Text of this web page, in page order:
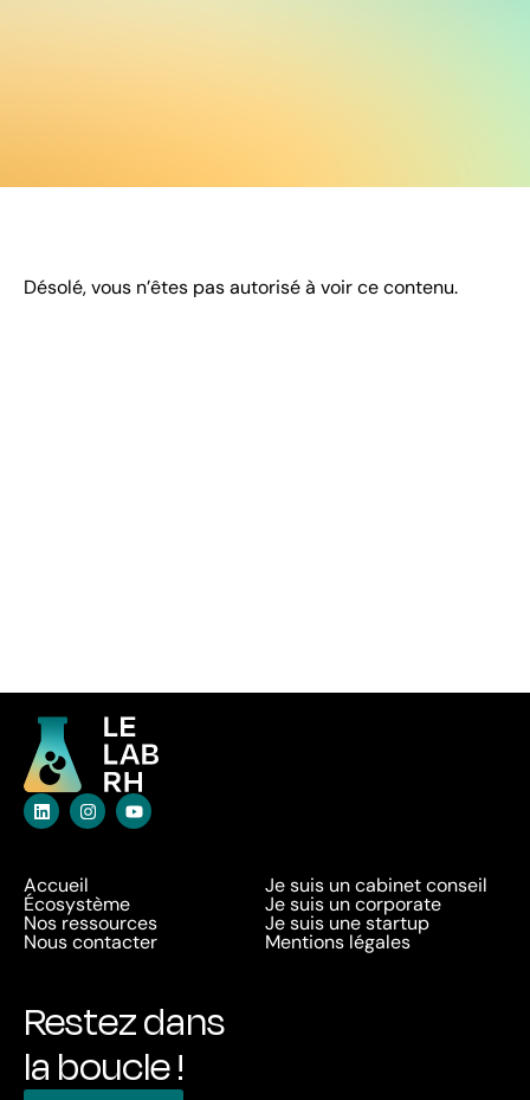
Désolé, vous n’êtes pas autorisé à voir ce contenu.
Accueil
Écosystème
Nos ressources
Nous contacter
Je suis un cabinet conseil
Je suis un corporate
Je suis une startup
Mentions légales
Restez dans
la boucle !